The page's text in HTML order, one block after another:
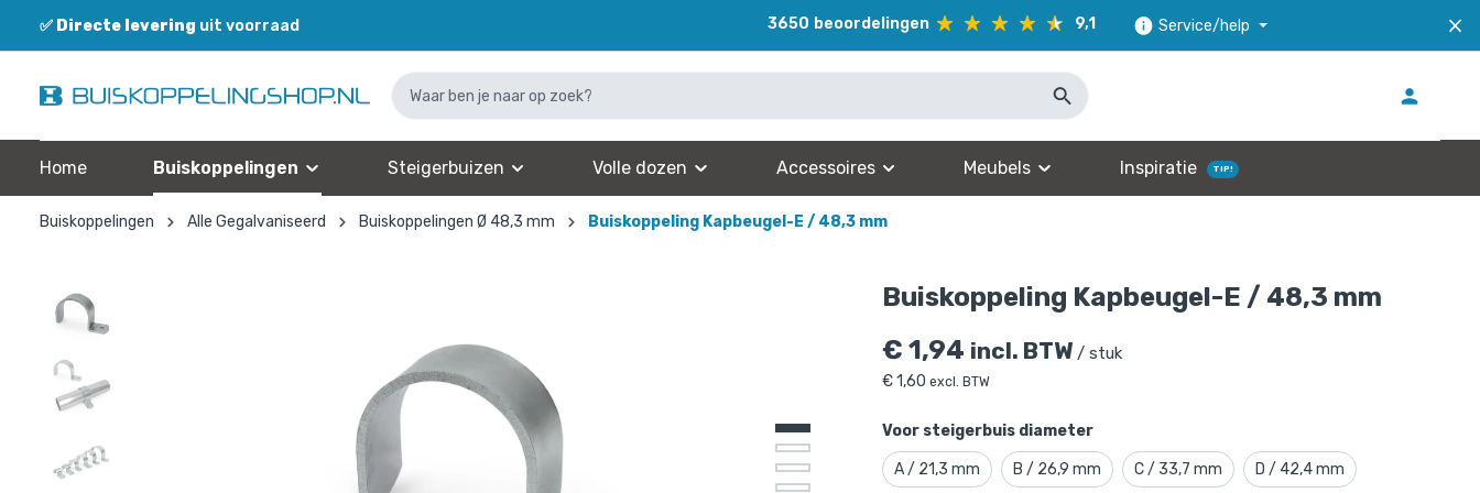
✅ Directe levering uit voorraad 3650 beoordelingen 9,1 Service/help
Home Buiskoppelingen Steigerbuizen Volle dozen Accessoires Meubels Inspiratie TIP!
Buiskoppelingen Alle Gegalvaniseerd Buiskoppelingen Ø 48,3 mm Buiskoppeling Kapbeugel-E / 48,3 mm
Buiskoppeling Kapbeugel-E / 48,3 mm
€1,94 incl. BTW/ stuk
€1,60 excl. BTW
Voor steigerbuis diameter
A / 21,3 mm B / 26,9 mm C / 33,7 mm D / 42,4 mm